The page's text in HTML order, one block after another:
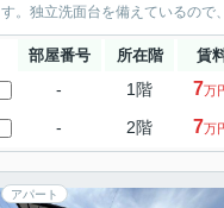
す。独立洗面台を備えているので
部屋番号 所在階 賃
- 1階 7万
- 2階 7万
アパート